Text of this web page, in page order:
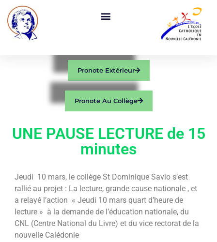
Pronote Extérieur
Pronote Au Collège
UNE PAUSE LECTURE de 15
minutes
Jeudi 10 mars, le collège St Dominique Savio s’est
rallié au projet : La lecture, grande cause nationale , et
a relayé l’action « Jeudi 10 mars quart d’heure de
lecture » à la demande de l’éducation nationale, du
CNL (Centre National du Livre) et du vice rectorat de la
nouvelle Calédonie